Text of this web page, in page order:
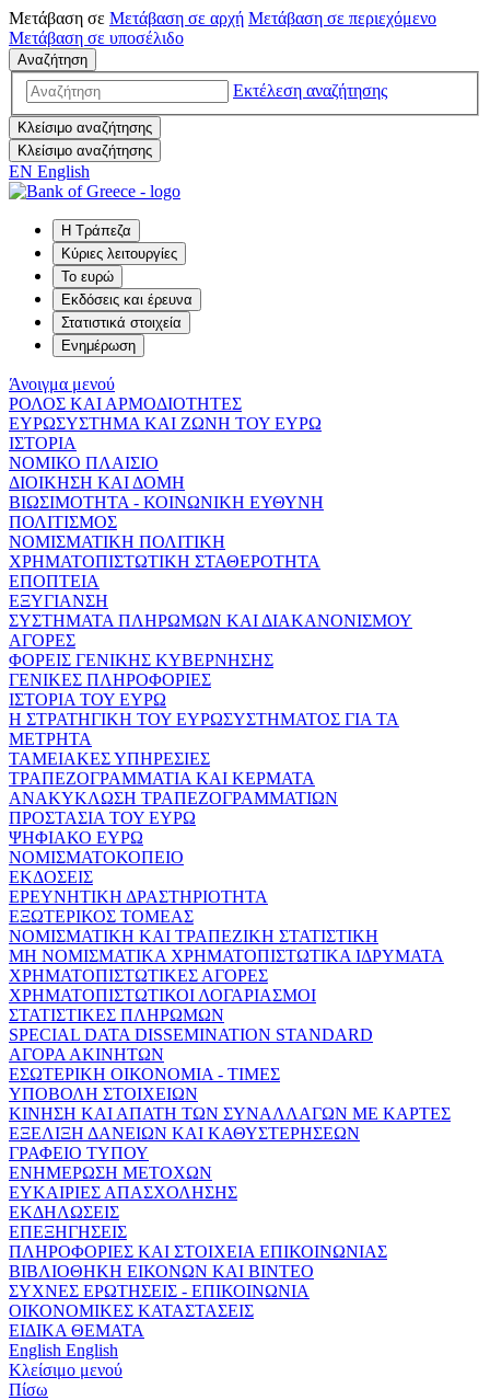
Μετάβαση σε Μετάβαση σε αρχή Μετάβαση σε περιεχόμενο
Μετάβαση σε υποσέλιδο
Αναζήτηση
Εκτέλεση αναζήτησης
Κλείσιμο αναζήτησης
Κλείσιμο αναζήτησης
EN English
Η Τράπεζα
Κύριες λειτουργίες
Το ευρώ
Εκδόσεις και έρευνα
Στατιστικά στοιχεία
Ενημέρωση
Άνοιγμα μενού
ΡΟΛΟΣ ΚΑΙ ΑΡΜΟΔΙΟΤΗΤΕΣ
ΕΥΡΩΣΥΣΤΗΜΑ ΚΑΙ ΖΩΝΗ ΤΟΥ ΕΥΡΩ
ΙΣΤΟΡΙΑ
ΝΟΜΙΚΟ ΠΛΑΙΣΙΟ
ΔΙΟΙΚΗΣΗ ΚΑΙ ΔΟΜΗ
ΒΙΩΣΙΜΟΤΗΤΑ - ΚΟΙΝΩΝΙΚΗ ΕΥΘΥΝΗ
ΠΟΛΙΤΙΣΜΟΣ
ΝΟΜΙΣΜΑΤΙΚΗ ΠΟΛΙΤΙΚΗ
ΧΡΗΜΑΤΟΠΙΣΤΩΤΙΚΗ ΣΤΑΘΕΡΟΤΗΤΑ
ΕΠΟΠΤΕΙΑ
ΕΞΥΓΙΑΝΣΗ
ΣΥΣΤΗΜΑΤΑ ΠΛΗΡΩΜΩΝ ΚΑΙ ΔΙΑΚΑΝΟΝΙΣΜΟΥ
ΑΓΟΡΕΣ
ΦΟΡΕΙΣ ΓΕΝΙΚΗΣ ΚΥΒΕΡΝΗΣΗΣ
ΓΕΝΙΚΕΣ ΠΛΗΡΟΦΟΡΙΕΣ
ΙΣΤΟΡΙΑ ΤΟΥ ΕΥΡΩ
Η ΣΤΡΑΤΗΓΙΚΗ ΤΟΥ ΕΥΡΩΣΥΣΤΗΜΑΤΟΣ ΓΙΑ ΤΑ
ΜΕΤΡΗΤΑ
ΤΑΜΕΙΑΚΕΣ ΥΠΗΡΕΣΙΕΣ
ΤΡΑΠΕΖΟΓΡΑΜΜΑΤΙΑ ΚΑΙ ΚΕΡΜΑΤΑ
ΑΝΑΚΥΚΛΩΣΗ ΤΡΑΠΕΖΟΓΡΑΜΜΑΤΙΩΝ
ΠΡΟΣΤΑΣΙΑ ΤΟΥ ΕΥΡΩ
ΨΗΦΙΑΚΟ ΕΥΡΩ
ΝΟΜΙΣΜΑΤΟΚΟΠΕΙΟ
ΕΚΔΟΣΕΙΣ
ΕΡΕΥΝΗΤΙΚΗ ΔΡΑΣΤΗΡΙΟΤΗΤΑ
ΕΞΩΤΕΡΙΚΟΣ ΤΟΜΕΑΣ
ΝΟΜΙΣΜΑΤΙΚΗ ΚΑΙ ΤΡΑΠΕΖΙΚΗ ΣΤΑΤΙΣΤΙΚΗ
ΜΗ ΝΟΜΙΣΜΑΤΙΚΑ ΧΡΗΜΑΤΟΠΙΣΤΩΤΙΚΑ ΙΔΡΥΜΑΤΑ
ΧΡΗΜΑΤΟΠΙΣΤΩΤΙΚΕΣ ΑΓΟΡΕΣ
ΧΡΗΜΑΤΟΠΙΣΤΩΤΙΚΟΙ ΛΟΓΑΡΙΑΣΜΟΙ
ΣΤΑΤΙΣΤΙΚΕΣ ΠΛΗΡΩΜΩΝ
SPECIAL DATA DISSEMINATION STANDARD
ΑΓΟΡΑ ΑΚΙΝΗΤΩΝ
ΕΣΩΤΕΡΙΚΗ ΟΙΚΟΝΟΜΙΑ - ΤΙΜΕΣ
ΥΠΟΒΟΛΗ ΣΤΟΙΧΕΙΩΝ
ΚΙΝΗΣΗ ΚΑΙ ΑΠΑΤΗ ΤΩΝ ΣΥΝΑΛΛΑΓΩΝ ΜΕ ΚΑΡΤΕΣ
ΕΞΕΛΙΞΗ ΔΑΝΕΙΩΝ ΚΑΙ ΚΑΘΥΣΤΕΡΗΣΕΩΝ
ΓΡΑΦΕΙΟ ΤΥΠΟΥ
ΕΝΗΜΕΡΩΣΗ ΜΕΤΟΧΩΝ
ΕΥΚΑΙΡΙΕΣ ΑΠΑΣΧΟΛΗΣΗΣ
ΕΚΔΗΛΩΣΕΙΣ
ΕΠΕΞΗΓΗΣΕΙΣ
ΠΛΗΡΟΦΟΡΙΕΣ ΚΑΙ ΣΤΟΙΧΕΙΑ ΕΠΙΚΟΙΝΩΝΙΑΣ
ΒΙΒΛΙΟΘΗΚΗ ΕΙΚΟΝΩΝ ΚΑΙ ΒΙΝΤΕΟ
ΣΥΧΝΕΣ ΕΡΩΤΗΣΕΙΣ - ΕΠΙΚΟΙΝΩΝΙΑ
ΟΙΚΟΝΟΜΙΚΕΣ ΚΑΤΑΣΤΑΣΕΙΣ
ΕΙΔΙΚΑ ΘΕΜΑΤΑ
English English
Κλείσιμο μενού
Πίσω